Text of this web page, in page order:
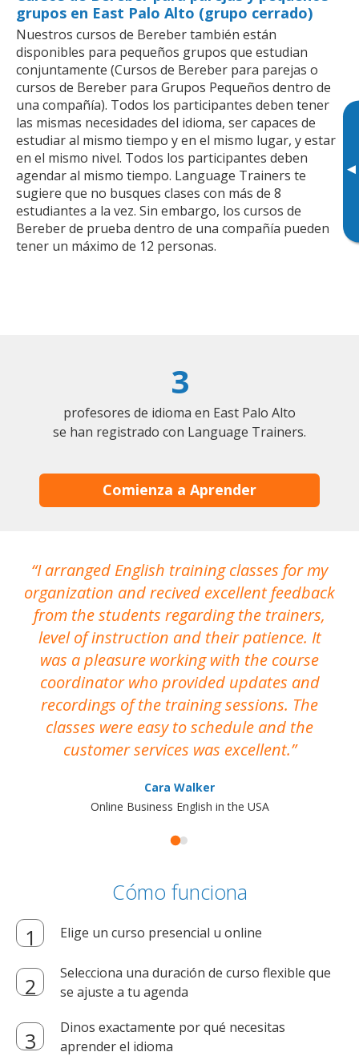
▸
grupos en East Palo Alto (grupo cerrado)
Nuestros cursos de Bereber también están
disponibles para pequeños grupos que estudian
conjuntamente (Cursos de Bereber para parejas o
cursos de Bereber para Grupos Pequeños dentro de
una compañía). Todos los participantes deben tener
las mismas necesidades del idioma, ser capaces de
estudiar al mismo tiempo y en el mismo lugar, y estar
en el mismo nivel. Todos los participantes deben
agendar al mismo tiempo. Language Trainers te
sugiere que no busques clases con más de 8
estudiantes a la vez. Sin embargo, los cursos de
Bereber de prueba dentro de una compañía pueden
tener un máximo de 12 personas.
3
profesores de idioma en East Palo Alto
se han registrado con Language Trainers.
Comienza a Aprender
I arranged English training classes for my
organization and recived excellent feedback
from the students regarding the trainers,
level of instruction and their patience. It
was a pleasure working with the course
coordinator who provided updates and
recordings of the training sessions. The
classes were easy to schedule and the
customer services was excellent.
Cara Walker
Online Business English in the USA
Cómo funciona
Elige un curso presencial u online
Selecciona una duración de curso flexible que
se ajuste a tu agenda
Dinos exactamente por qué necesitas
aprender el idioma